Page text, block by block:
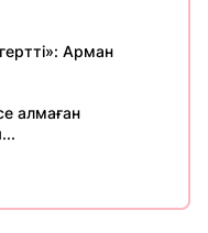
Арман
алмаған